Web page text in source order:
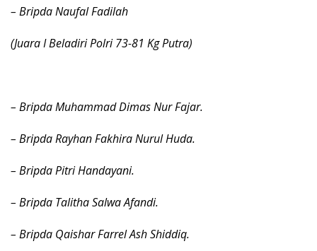
– Bripda Naufal Fadilah
(Juara I Beladiri Polri 73-81 Kg Putra)
– Bripda Muhammad Dimas Nur Fajar.
– Bripda Rayhan Fakhira Nurul Huda.
– Bripda Pitri Handayani.
– Bripda Talitha Salwa Afandi.
– Bripda Qaishar Farrel Ash Shiddiq.